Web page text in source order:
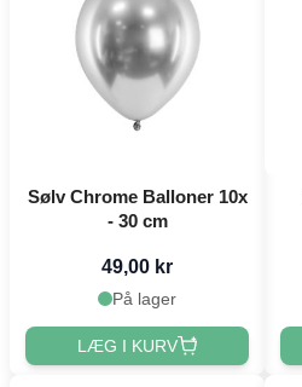
Sølv Chrome Balloner 10x
- 30 cm
49,00 kr
På lager
LÆG I KURV